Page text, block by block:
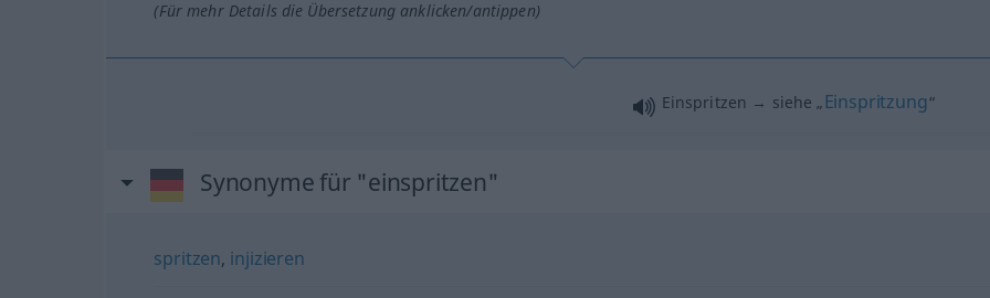
(Für mehr Details die Übersetzung anklicken/antippen)
Einspritzen → siehe „Einspritzung“
Synonyme für "einspritzen"
spritzen, injizieren